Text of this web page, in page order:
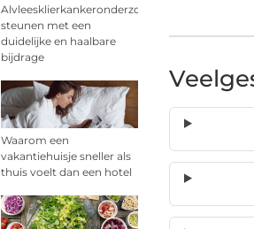
Alvleesklierkankeronderzoek
steunen met een
duidelijke en haalbare
bijdrage
Waarom een
vakantiehuisje sneller als
thuis voelt dan een hotel